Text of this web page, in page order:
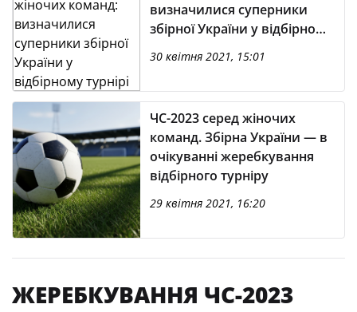
визначилися суперники
збірної України у відбірному
турнірі
30 квітня 2021, 15:01
ЧС-2023 серед жіночих
команд. Збірна України — в
очікуванні жеребкування
відбірного турніру
29 квітня 2021, 16:20
ЖЕРЕБКУВАННЯ ЧС-2023